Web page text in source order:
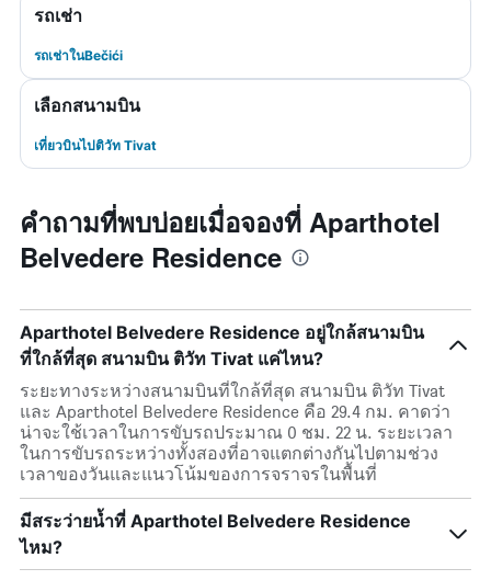
รถเช่า
รถเช่าในBečići
เลือกสนามบิน
เที่ยวบินไปติวัท Tivat
คำถามที่พบบ่อยเมื่อจองที่ Aparthotel
Belvedere Residence
Aparthotel Belvedere Residence อยู่ใกล้สนามบิน
ที่ใกล้ที่สุด สนามบิน ติวัท Tivat แค่ไหน?
ระยะทางระหว่างสนามบินที่ใกล้ที่สุด สนามบิน ติวัท Tivat
และ Aparthotel Belvedere Residence คือ 29.4 กม. คาดว่า
น่าจะใช้เวลาในการขับรถประมาณ 0 ชม. 22 น. ระยะเวลา
ในการขับรถระหว่างทั้งสองที่อาจแตกต่างกันไปตามช่วง
เวลาของวันและแนวโน้มของการจราจรในพื้นที่
มีสระว่ายน้ำที่ Aparthotel Belvedere Residence
ไหม?